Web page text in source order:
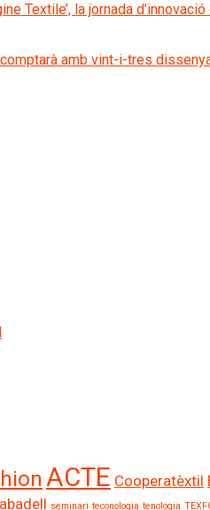
Textile’, la jornada
amb vint-i-tres
ACTE Cooperatèxtil
seminari teconologia tenologia